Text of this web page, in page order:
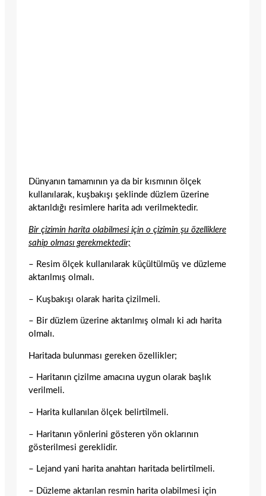
Dünyanın tamamının ya da bir kısmının ölçek
kullanılarak, kuşbakışı şeklinde düzlem üzerine
aktarıldığı resimlere harita adı verilmektedir.
Bir çizimin harita olabilmesi için o çizimin şu özelliklere
sahip olması gerekmektedir;
– Resim ölçek kullanılarak küçültülmüş ve düzleme
aktarılmış olmalı.
– Kuşbakışı olarak harita çizilmeli.
– Bir düzlem üzerine aktarılmış olmalı ki adı harita
olmalı.
Haritada bulunması gereken özellikler;
– Haritanın çizilme amacına uygun olarak başlık
verilmeli.
– Harita kullanılan ölçek belirtilmeli.
– Haritanın yönlerini gösteren yön oklarının
gösterilmesi gereklidir.
– Lejand yani harita anahtarı haritada belirtilmeli.
– Düzleme aktarılan resmin harita olabilmesi için